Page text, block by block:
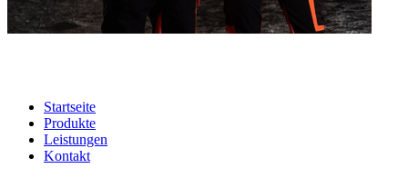
Startseite
Produkte
Leistungen
Kontakt